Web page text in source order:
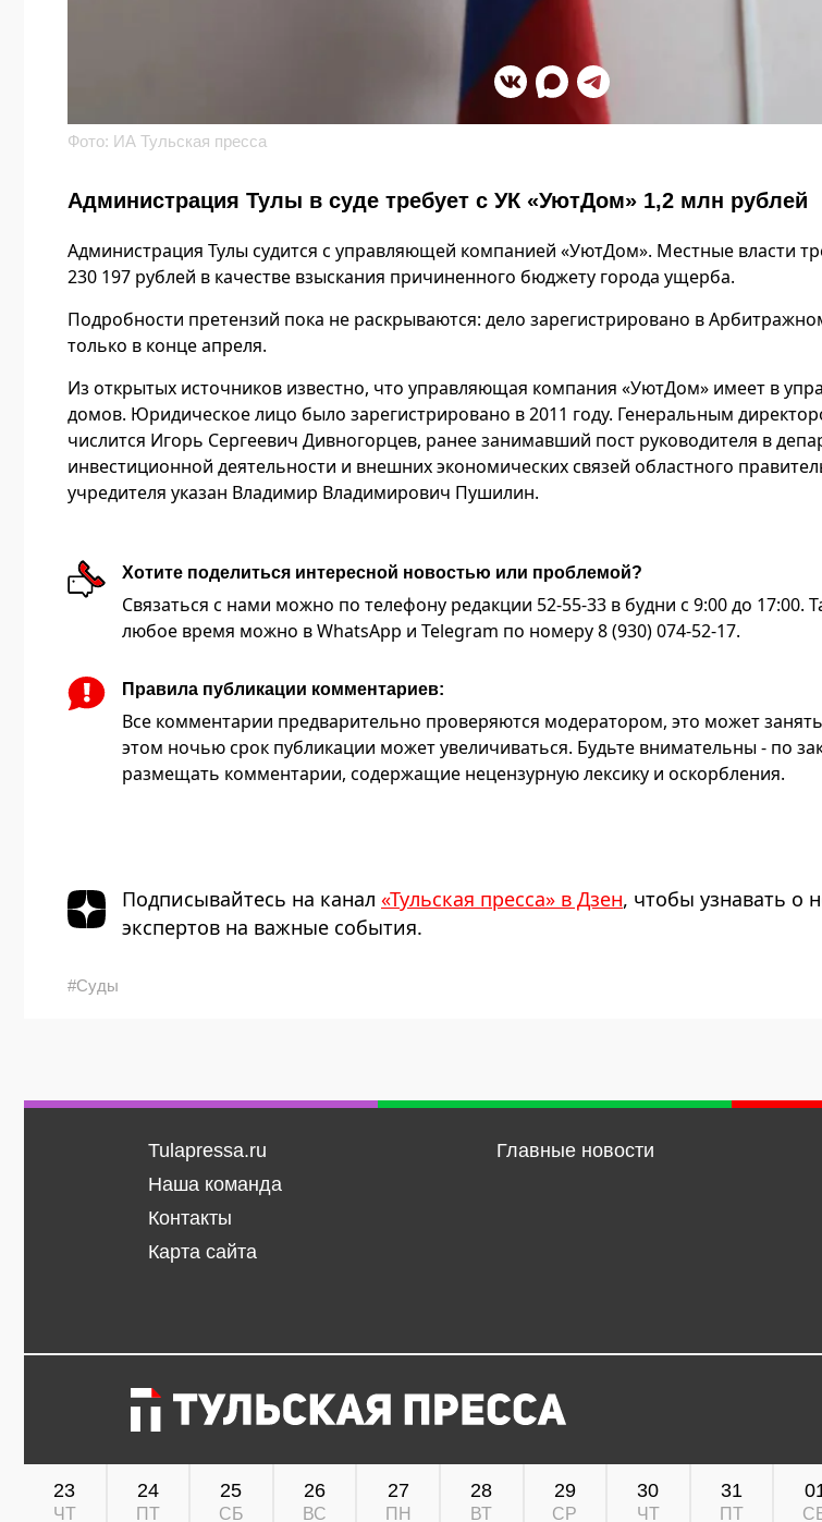
Фото: ИА Тульская пресса
Администрация Тулы в суде требует с УК «УютДом» 1,2 млн рублей
Администрация Тулы судится с управляющей компанией «УютДом». Местные власти
230 197 рублей в качестве взыскания причиненного бюджету города ущерба.
Подробности претензий пока не раскрываются: дело зарегистрировано в
только в конце апреля.
Из открытых источников известно, что управляющая компания «УютДом» имеет в
домов. Юридическое лицо было зарегистрировано в 2011 году. Генеральным
числится Игорь Сергеевич Дивногорцев, ранее занимавший пост руководителя в
инвестиционной деятельности и внешних экономических связей областного
учредителя указан Владимир Владимирович Пушилин.
Хотите поделиться интересной новостью или проблемой?
Связаться с нами можно по телефону редакции 52-55-33 в будни с 9:00 до 17:00.
любое время можно в WhatsApp и Telegram по номеру 8 (930) 074-52-17.
Правила публикации комментариев:
Все комментарии предварительно проверяются модератором, это может
этом ночью срок публикации может увеличиваться. Будьте внимательны - по
размещать комментарии, содержащие нецензурную лексику и оскорбления.
Подписывайтесь на канал «Тульская пресса» в Дзен, чтобы узнавать о
экспертов на важные события.
#Суды
Tulapressa.ru
Наша команда
Контакты
Карта сайта
Главные новости
23
ЧТ
24
ПТ
25
СБ
26
ВС
27
ПН
28
ВТ
29
СР
30
ЧТ
31
ПТ